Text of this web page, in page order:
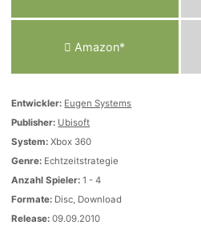
Amazon*
Entwickler: Eugen Systems
Publisher: Ubisoft
System: Xbox 360
Genre: Echtzeitstrategie
Anzahl Spieler: 1 - 4
Formate: Disc, Download
Release: 09.09.2010